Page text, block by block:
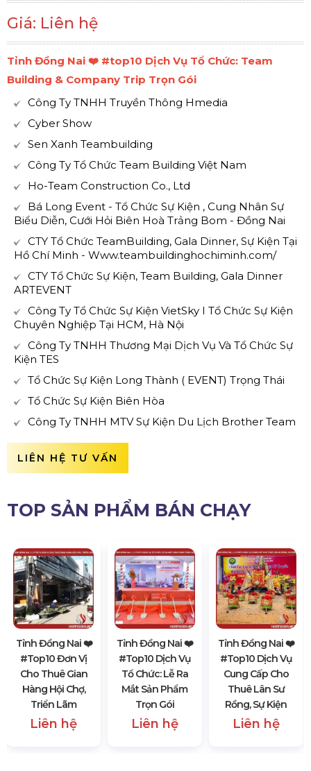
Giá: Liên hệ
Tỉnh Đồng Nai ❤️️ #top10 Dịch Vụ Tổ Chức: Team
Building & Company Trip Trọn Gói
Công Ty TNHH Truyền Thông Hmedia
Cyber Show
Sen Xanh Teambuilding
Công Ty Tổ Chức Team Building Việt Nam
Ho-Team Construction Co., Ltd
Bá Long Event - Tổ Chức Sự Kiện , Cung Nhân Sự
Biểu Diễn, Cưới Hỏi Biên Hoà Trảng Bom - Đồng Nai
CTY Tổ Chức TeamBuilding, Gala Dinner, Sự Kiện Tại
Hồ Chí Minh - Www.teambuildinghochiminh.com/
CTY Tổ Chức Sự Kiện, Team Building, Gala Dinner
ARTEVENT
Công Ty Tổ Chức Sự Kiện VietSky I Tổ Chức Sự Kiện
Chuyên Nghiệp Tại HCM, Hà Nội
Công Ty TNHH Thương Mại Dịch Vụ Và Tổ Chức Sự
Kiện TES
Tổ Chức Sự Kiện Long Thành ( EVENT) Trọng Thái
Tổ Chức Sự Kiện Biên Hòa
Công Ty TNHH MTV Sự Kiện Du Lịch Brother Team
LIÊN HỆ TƯ VẤN
TOP SẢN PHẨM BÁN CHẠY
Tỉnh Đồng Nai ❤️️
#top10 Đơn Vị
Cho Thuê Gian
Hàng Hội Chợ,
Triển Lãm
Liên hệ
Tỉnh Đồng Nai ❤️️
#top10 Dịch Vụ
Tổ Chức: Lễ Ra
Mắt Sản Phẩm
Trọn Gói
Liên hệ
Tỉnh Đồng Nai ❤️️
#top10 Dịch Vụ
Cung Cấp Cho
Thuê Lân Sư
Rồng, Sự Kiện
Liên hệ